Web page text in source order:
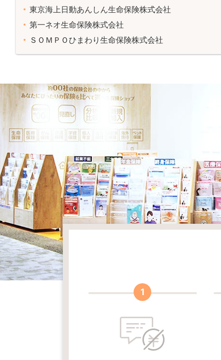
東京海上日動あんしん生命保険株式会社
第一ネオ生命保険株式会社
ＳＯＭＰＯひまわり生命保険株式会社